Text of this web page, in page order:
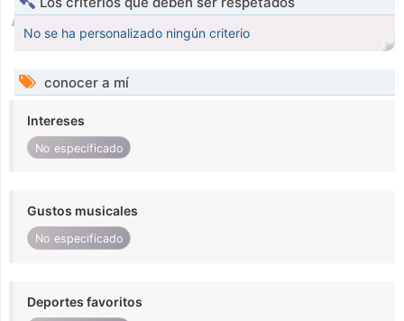
No se ha personalizado ningún criterio
conocer a mí
Intereses
No especificado
Gustos musicales
No especificado
Deportes favoritos